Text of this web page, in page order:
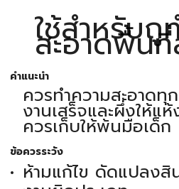
ใช้สำหรับถู
สะอาดพื้น
คำแนะนำ
ควรทำความสะอาดทุ
งานเสร็จและผึ่งให้แห้
ควรเก็บให้พ้นมือเด็ก
ข้อควรระวัง
ห้ามแก้ไข ดัดแปลงสิ